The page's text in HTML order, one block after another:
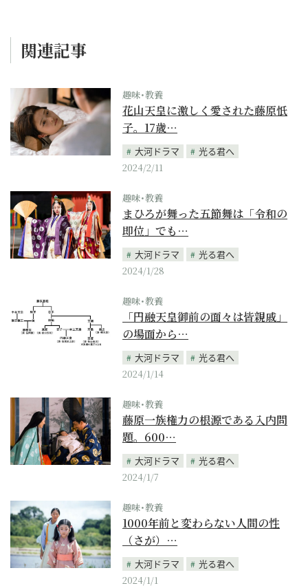
関連記事
趣味･教養
花山天皇に激しく愛された藤原忯
子。17歳…
大河ドラマ
光る君へ
2024/2/11
趣味･教養
まひろが舞った五節舞は「令和の
即位」でも…
大河ドラマ
光る君へ
2024/1/28
趣味･教養
「円融天皇御前の面々は皆親戚」
の場面から…
大河ドラマ
光る君へ
2024/1/14
趣味･教養
藤原一族権力の根源である入内問
題。600…
大河ドラマ
光る君へ
2024/1/7
趣味･教養
1000年前と変わらない人間の性
（さが）…
大河ドラマ
光る君へ
2024/1/1